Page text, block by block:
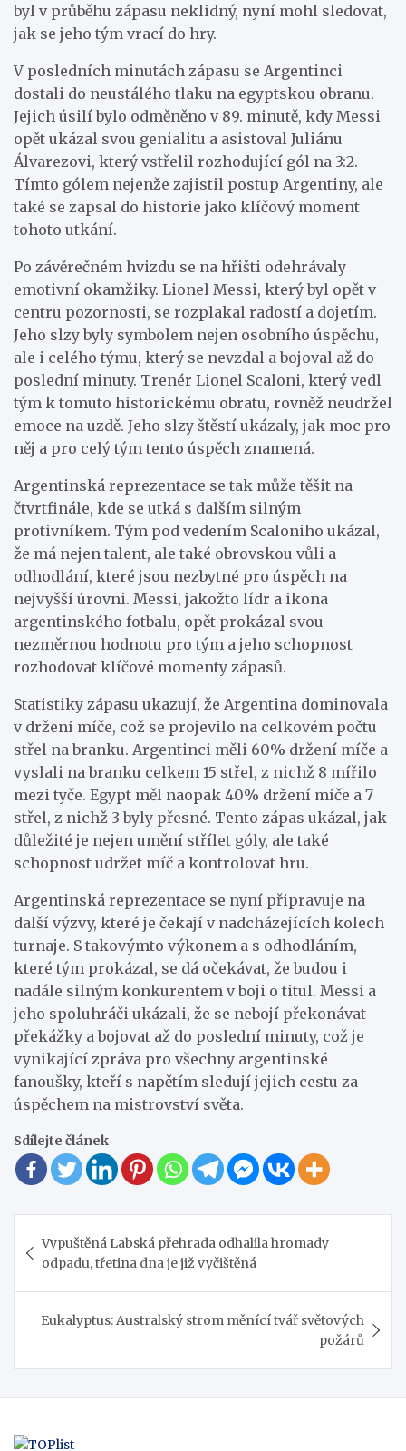
byl v průběhu zápasu neklidný, nyní mohl sledovat,
jak se jeho tým vrací do hry.
V posledních minutách zápasu se Argentinci
dostali do neustálého tlaku na egyptskou obranu.
Jejich úsilí bylo odměněno v 89. minutě, kdy Messi
opět ukázal svou genialitu a asistoval Juliánu
Álvarezovi, který vstřelil rozhodující gól na 3:2.
Tímto gólem nejenže zajistil postup Argentiny, ale
také se zapsal do historie jako klíčový moment
tohoto utkání.
Po závěrečném hvizdu se na hřišti odehrávaly
emotivní okamžiky. Lionel Messi, který byl opět v
centru pozornosti, se rozplakal radostí a dojetím.
Jeho slzy byly symbolem nejen osobního úspěchu,
ale i celého týmu, který se nevzdal a bojoval až do
poslední minuty. Trenér Lionel Scaloni, který vedl
tým k tomuto historickému obratu, rovněž neudržel
emoce na uzdě. Jeho slzy štěstí ukázaly, jak moc pro
něj a pro celý tým tento úspěch znamená.
Argentinská reprezentace se tak může těšit na
čtvrtfinále, kde se utká s dalším silným
protivníkem. Tým pod vedením Scaloniho ukázal,
že má nejen talent, ale také obrovskou vůli a
odhodlání, které jsou nezbytné pro úspěch na
nejvyšší úrovni. Messi, jakožto lídr a ikona
argentinského fotbalu, opět prokázal svou
nezměrnou hodnotu pro tým a jeho schopnost
rozhodovat klíčové momenty zápasů.
Statistiky zápasu ukazují, že Argentina dominovala
v držení míče, což se projevilo na celkovém počtu
střel na branku. Argentinci měli 60% držení míče a
vyslali na branku celkem 15 střel, z nichž 8 mířilo
mezi tyče. Egypt měl naopak 40% držení míče a 7
střel, z nichž 3 byly přesné. Tento zápas ukázal, jak
důležité je nejen umění střílet góly, ale také
schopnost udržet míč a kontrolovat hru.
Argentinská reprezentace se nyní připravuje na
další výzvy, které je čekají v nadcházejících kolech
turnaje. S takovýmto výkonem a s odhodláním,
které tým prokázal, se dá očekávat, že budou i
nadále silným konkurentem v boji o titul. Messi a
jeho spoluhráči ukázali, že se nebojí překonávat
překážky a bojovat až do poslední minuty, což je
vynikající zpráva pro všechny argentinské
fanoušky, kteří s napětím sledují jejich cestu za
úspěchem na mistrovství světa.
Sdílejte článek
pro
příspěvek
Vypuštěná Labská přehrada odhalila hromady
odpadu, třetina dna je již vyčištěná
Eukalyptus: Australský strom měnící tvář světových
požárů